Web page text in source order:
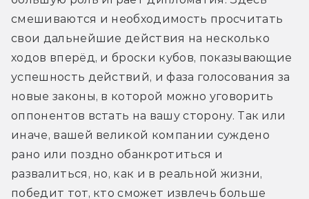
смешиваются и необходимость просчитать
свои дальнейшие действия на несколько
ходов вперёд, и броски кубов, показывающие
успешность действий, и фаза голосования за
новые законы, в которой можно уговорить
оппонентов встать на вашу сторону. Так или
иначе, вашей великой компании суждено
рано или поздно обанкротиться и
развалиться, но, как и в реальной жизни,
победит тот, кто сможет извлечь больше